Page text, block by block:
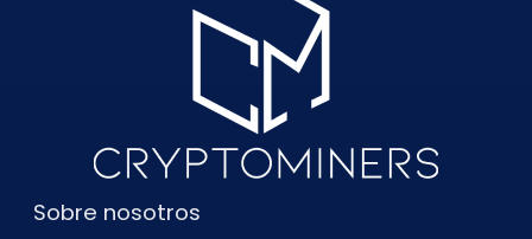
Sobre nosotros